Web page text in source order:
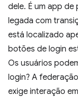
dele. É um app de
legada com
está localizado
botões de login
Os usuários
login? A
exige interação